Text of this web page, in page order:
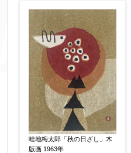
畦地梅太郎「秋の日ざし」木
版画 1963年